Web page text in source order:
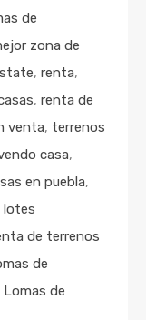
de
zona de
, renta,
, renta de
venta, terrenos
casa,
en puebla,
lotes
de terrenos
de
Lomas de